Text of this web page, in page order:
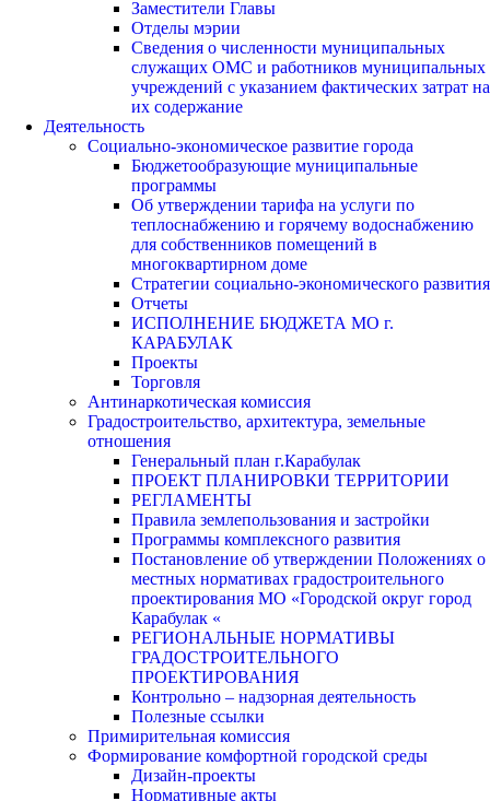
Заместители Главы
Отделы мэрии
Сведения о численности муниципальных
служащих ОМС и работников муниципальных
учреждений с указанием фактических затрат на
их содержание
Деятельность
Социально-экономическое развитие города
Бюджетообразующие муниципальные
программы
Об утверждении тарифа на услуги по
теплоснабжению и горячему водоснабжению
для собственников помещений в
многоквартирном доме
Стратегии социально-экономического развития
Отчеты
ИСПОЛНЕНИЕ БЮДЖЕТА МО г.
КАРАБУЛАК
Проекты
Торговля
Антинаркотическая комиссия
Градостроительство, архитектура, земельные
отношения
Генеральный план г.Карабулак
ПРОЕКТ ПЛАНИРОВКИ ТЕРРИТОРИИ
РЕГЛАМЕНТЫ
Правила землепользования и застройки
Программы комплексного развития
Постановление об утверждении Положениях о
местных нормативах градостроительного
проектирования МО «Городской округ город
Карабулак «
РЕГИОНАЛЬНЫЕ НОРМАТИВЫ
ГРАДОСТРОИТЕЛЬНОГО
ПРОЕКТИРОВАНИЯ
Контрольно – надзорная деятельность
Полезные ссылки
Примирительная комиссия
Формирование комфортной городской среды
Дизайн-проекты
Нормативные акты